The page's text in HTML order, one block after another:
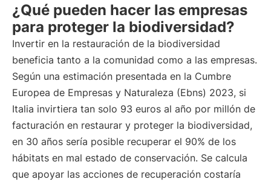
¿Qué pueden hacer las empresas
para proteger la biodiversidad?
Invertir en la restauración de la biodiversidad
beneficia tanto a la comunidad como a las empresas.
Según una estimación presentada en la Cumbre
Europea de Empresas y Naturaleza (Ebns) 2023, si
Italia invirtiera tan solo 93 euros al año por millón de
facturación en restaurar y proteger la biodiversidad,
en 30 años sería posible recuperar el 90% de los
hábitats en mal estado de conservación. Se calcula
que apoyar las acciones de recuperación costaría